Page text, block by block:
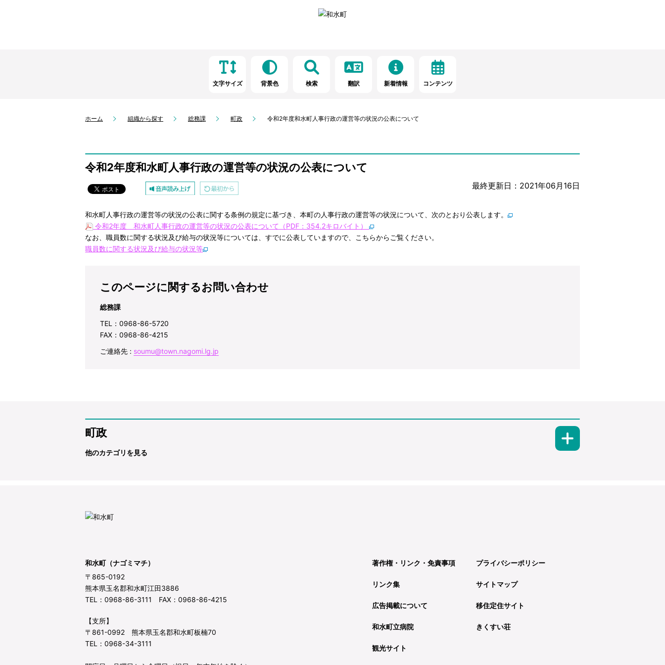
文字サイズ 背景色 検索 翻訳 新着情報 コンテンツ
ホーム 組織から探す 総務課 町政 令和2年度和水町人事行政の運営等の状況の公表について
令和2年度和水町人事行政の運営等の状況の公表について
最終更新日：2021年06月16日
和水町人事行政の運営等の状況の公表に関する条例の規定に基づき、本町の人事行政の運営等の状況について、次のとおり公表します。
令和2年度 和水町人事行政の運営等の状況の公表について（PDF：354.2キロバイト）
なお、職員数に関する状況及び給与の状況等については、すでに公表していますので、こちらからご覧ください。
職員数に関する状況及び給与の状況等
このページに関するお問い合わせ
総務課
TEL：0968-86-5720
FAX：0968-86-4215
ご連絡先 : soumu@town.nagomi.lg.jp
町政
他のカテゴリを見る
和水町（ナゴミマチ）
〒865-0192
熊本県玉名郡和水町江田3886
TEL：0968-86-3111 FAX：0968-86-4215
【支所】
〒861-0992 熊本県玉名郡和水町板楠70
TEL：0968-34-3111
著作権・リンク・免責事項 プライバシーポリシー
リンク集 サイトマップ
広告掲載について 移住定住サイト
和水町立病院 きくすい荘
観光サイト